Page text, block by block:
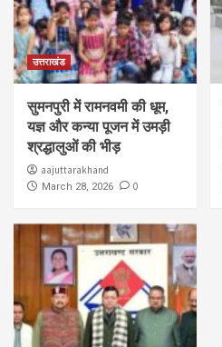
उत्तराखंड
सुमनपुरी में रामनवमी की धूम,
यज्ञ और कन्या पूजन में उमड़ी
श्रद्धालुओं की भीड़
aajuttarakhand
March 28, 2026 0